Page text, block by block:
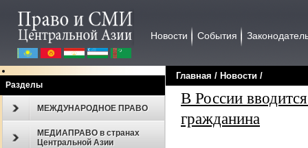
Новости События
Разделы
МЕЖДУНАРОДНОЕ ПРАВО
МЕДИАПРАВО в странах
Центральной Азии
Главная / Новости /
В России
гражданина